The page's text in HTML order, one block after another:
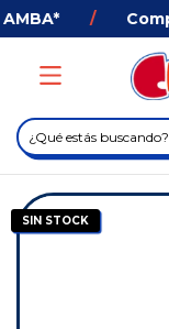
SIN STOCK